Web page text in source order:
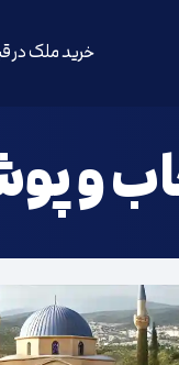
خرید ملک در
و